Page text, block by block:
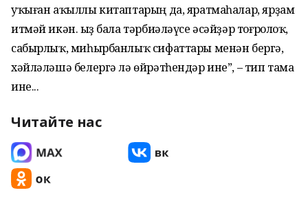
уҡыған аҡыллы китаптарың да, яратмаһалар, ярҙам
итмәй икән. Ҡыҙ бала тәрбиәләүсе әсәйҙәр тоғролоҡ,
сабырлыҡ, миһырбанлыҡ сифаттары менән бергә,
хәйләләшә белергә лә өйрәтһендәр ине”, – тип тама
ине...
Читайте нас